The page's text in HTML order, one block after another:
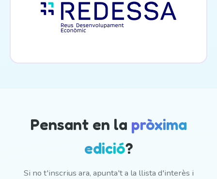
Pensant en la pròxima
edició?
Si no t'inscrius ara, apunta't a la llista d'interès i